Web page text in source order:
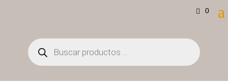
0
Búsqueda
de
productos